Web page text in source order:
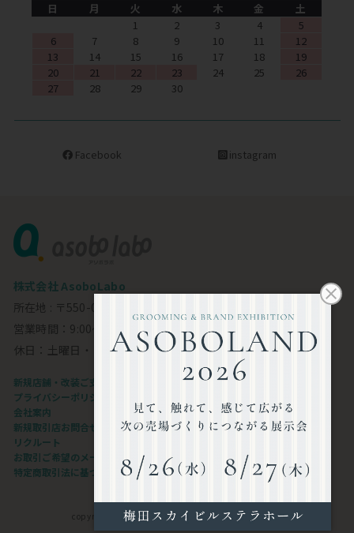
日
月 火 水 木 金
土
1
2 3 4
5
6
7 8 9 10 11
12
13
14 15 16 17 18
19
20
21 22 23 24 25
26
27
28 29 30
Facebook instagram
株式会社 AsoboLabo
所在地 : 〒550-0002 大阪市西区江戸堀1-23-11 6F
営業時間：9:00～18:00
休日：土曜日・日曜日・祝日
新規店舗・改装ご支援します
プライバシーポリシー
会社案内
新規取引店お問合せフォーム
リクルート
お取引ご希望のメーカー様
特定商取引法に基づく表記
copyright©AsoboLabo co.,ltd. All Rights Reserved.